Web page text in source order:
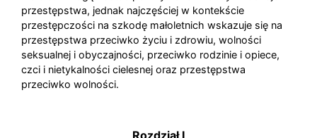
przestępstwa, jednak najczęściej w kontekście
przestępczości na szkodę małoletnich wskazuje się na
przestępstwa przeciwko życiu i zdrowiu, wolności
seksualnej i obyczajności, przeciwko rodzinie i opiece,
czci i nietykalności cielesnej oraz przestępstwa
przeciwko wolności.